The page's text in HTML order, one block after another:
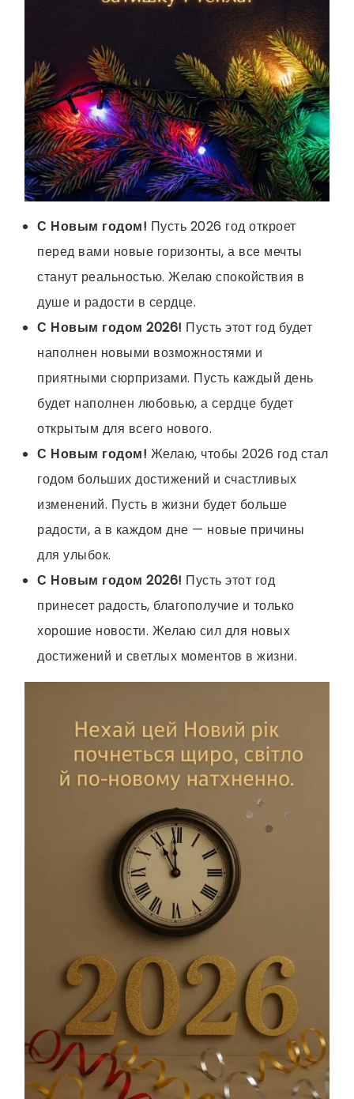
С Новым годом! Пусть 2026 год откроет
перед вами новые горизонты, а все мечты
станут реальностью. Желаю спокойствия в
душе и радости в сердце.
С Новым годом 2026! Пусть этот год будет
наполнен новыми возможностями и
приятными сюрпризами. Пусть каждый день
будет наполнен любовью, а сердце будет
открытым для всего нового.
С Новым годом! Желаю, чтобы 2026 год стал
годом больших достижений и счастливых
изменений. Пусть в жизни будет больше
радости, а в каждом дне — новые причины
для улыбок.
С Новым годом 2026! Пусть этот год
принесет радость, благополучие и только
хорошие новости. Желаю сил для новых
достижений и светлых моментов в жизни.